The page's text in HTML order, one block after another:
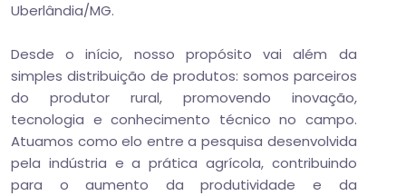
Uberlândia/MG.
Desde o início, nosso propósito vai além da
simples distribuição de produtos: somos parceiros
do produtor rural, promovendo inovação,
tecnologia e conhecimento técnico no campo.
Atuamos como elo entre a pesquisa desenvolvida
pela indústria e a prática agrícola, contribuindo
para o aumento da produtividade e da